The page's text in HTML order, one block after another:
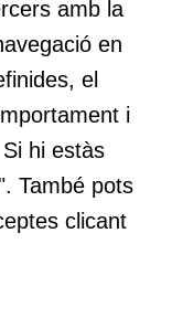
impulsant
amb la
en
el
i
Si hi estàs
També pots
clicant
web.
de